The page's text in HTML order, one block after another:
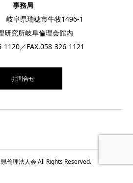
事務局
岐阜県瑞穂市牛牧1496-1
研究所岐阜倫理会館内
1120／FAX.058-326-1121
お問合せ
倫理法人会 All Rights Reserved.
お問合せ 月間スケジュール